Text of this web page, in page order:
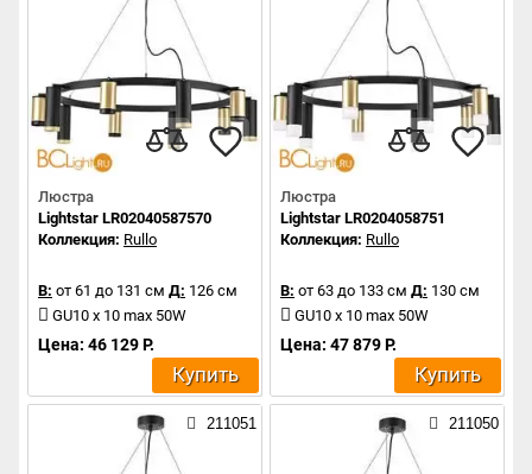
Люстра
Lightstar LR02040587570
Коллекция: Rullo
В: от 61 до 131 см Д: 126 см
GU10 x 10 max 50W
Цена: 46 129 Р.
Купить
Люстра
Lightstar LR0204058751
Коллекция: Rullo
В: от 63 до 133 см Д: 130 см
GU10 x 10 max 50W
Цена: 47 879 Р.
Купить
211051 211050